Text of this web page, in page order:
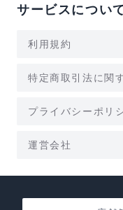
サービスについ
利用規約
特定商取引法に関
プライバシーポリ
運営会社